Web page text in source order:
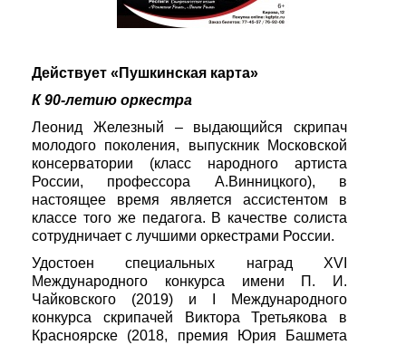
Действует «Пушкинская карта»
К 90-летию оркестра
Леонид Железный – выдающийся скрипач
молодого поколения, выпускник Московской
консерватории (класс народного артиста
России, профессора А.Винницкого), в
настоящее время является ассистентом в
классе того же педагога. В качестве солиста
сотрудничает с лучшими оркестрами России.
Удостоен специальных наград XVI
Международного конкурса имени П. И.
Чайковского (2019) и I Международного
конкурса скрипачей Виктора Третьякова в
Красноярске (2018, премия Юрия Башмета